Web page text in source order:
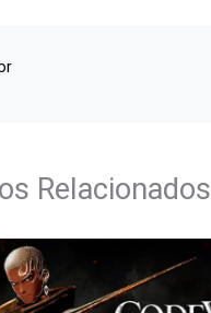
Relacionados